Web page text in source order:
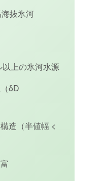
抜氷河
上の氷河水源
δD
造（半値幅 <